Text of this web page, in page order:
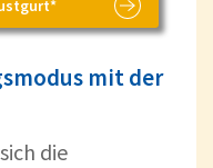
mit der
sich die